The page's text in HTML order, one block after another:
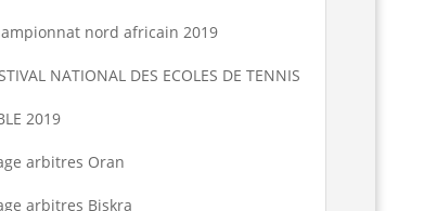
nord africain 2019
NATIONAL DES ECOLES DE TENNIS
2019
arbitres Oran
arbitres Biskra